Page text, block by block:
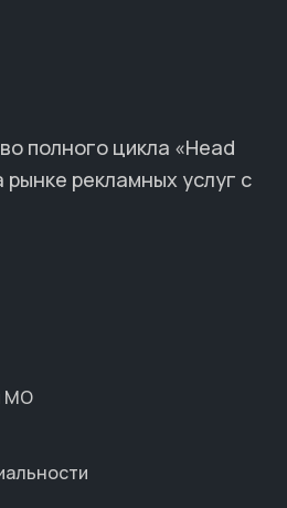
полного цикла «Head
рекламных услуг с
МО